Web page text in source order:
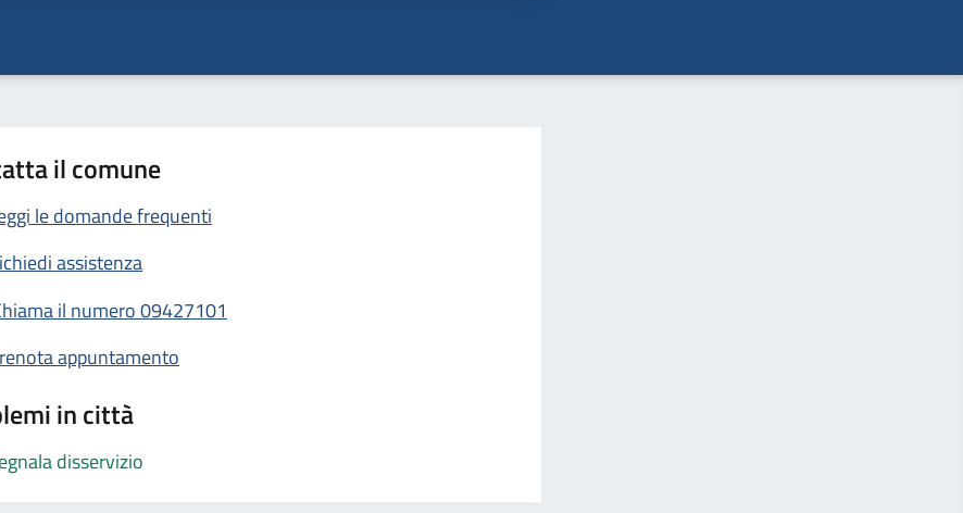
il comune
le domande frequenti
assistenza
il numero 09427101
appuntamento
in città
disservizio